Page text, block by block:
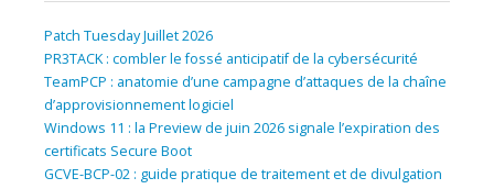
Patch Tuesday Juillet 2026
PR3TACK : combler le fossé anticipatif de la cybersécurité
TeamPCP : anatomie d’une campagne d’attaques de la chaîne
d’approvisionnement logiciel
Windows 11 : la Preview de juin 2026 signale l’expiration des
certificats Secure Boot
GCVE-BCP-02 : guide pratique de traitement et de divulgation